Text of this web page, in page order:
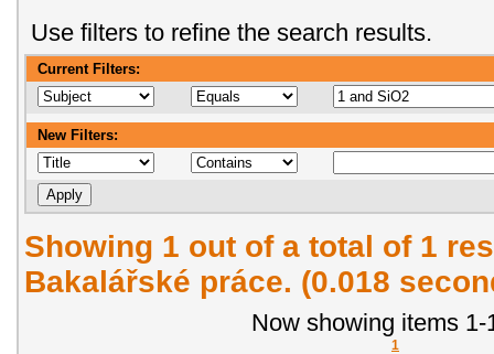
Use filters to refine the search results.
Current Filters:
New Filters:
Showing 1 out of a total of 1
Bakalářské práce. (0.018
Now showing items 1-
1